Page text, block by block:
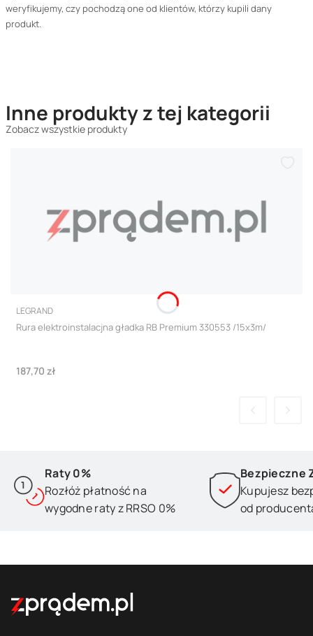
weryfikujemy, czy pochodzą one od klientów, którzy kupili dany
produkt.
Inne produkty z tej kategorii
Zobacz wszystkie produkty
PRODUCENT
LEGRAND
Rura elektroinstalacjna gładka RB Premium 330553 /15x3m/
Cena
187,70 zł
Raty 0%
Rozłóż płatność na
wygodne raty z RRSO 0%
Bezpieczne
Kupujesz
od